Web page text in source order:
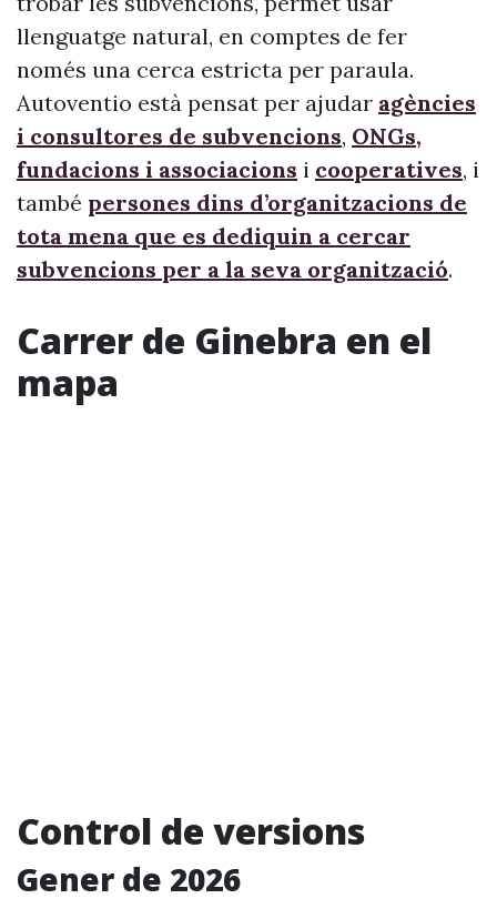
llenguatge natural, en comptes de fer
només una cerca estricta per paraula.
Autoventio està pensat per ajudar agències
i consultores de subvencions, ONGs,
fundacions i associacions i cooperatives, i
també persones dins d’organitzacions de
tota mena que es dediquin a cercar
subvencions per a la seva organització.
Carrer de Ginebra en el
mapa
Control de versions
Gener de 2026